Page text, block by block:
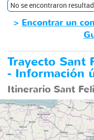
No se encontraron
> Encontrar un
Trayecto Sant
- Información
Itinerario Sant